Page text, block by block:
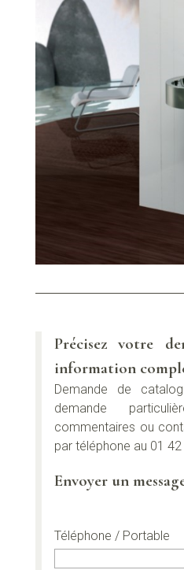
Précisez votre
information
Demande de
demande
commentaires ou
par téléphone au 01
Envoyer un
Téléphone / Portable